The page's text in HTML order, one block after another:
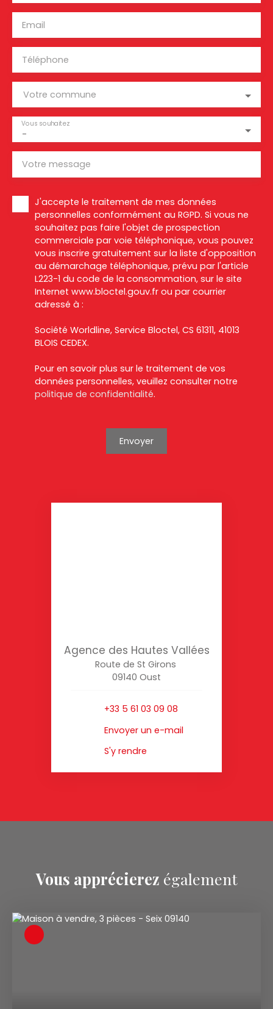
Email
Téléphone
Votre commune
-
Vous souhaitez
Votre message
J'accepte le traitement de mes données
personnelles conformément au RGPD. Si vous ne
souhaitez pas faire l'objet de prospection
commerciale par voie téléphonique, vous pouvez
vous inscrire gratuitement sur la liste d'opposition
au démarchage téléphonique, prévu par l'article
L223-1 du code de la consommation, sur le site
Internet www.bloctel.gouv.fr ou par courrier
adressé à :
Société Worldline, Service Bloctel, CS 61311, 41013
BLOIS CEDEX.
Pour en savoir plus sur le traitement de vos
données personnelles, veuillez consulter notre
politique de confidentialité.
Envoyer
Agence des Hautes Vallées
Route de St Girons
09140 Oust
+33 5 61 03 09 08
Envoyer un e-mail
S'y rendre
Vous apprécierez également